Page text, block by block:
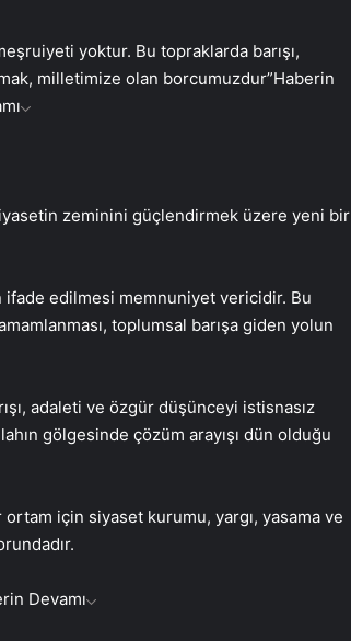
yoktur. Bu topraklarda barışı,
milletimize olan borcumuzdur”Haberin
zeminini güçlendirmek üzere yeni bir
ifade edilmesi memnuniyet vericidir. Bu
toplumsal barışa giden yolun
adaleti ve özgür düşünceyi istisnasız
gölgesinde çözüm arayışı dün olduğu
için siyaset kurumu, yargı, yasama ve
Devamı